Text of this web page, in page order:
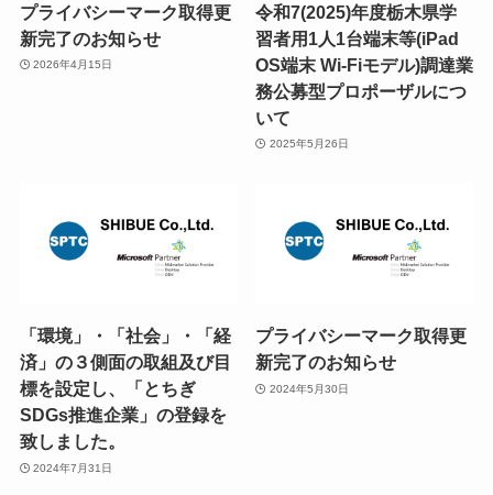
プライバシーマーク取得更
新完了のお知らせ
2026年4月15日
令和7(2025)年度栃木県学
習者用1人1台端末等(iPad
OS端末 Wi-Fiモデル)調達業
務公募型プロポーザルにつ
いて
2025年5月26日
「環境」・「社会」・「経
済」の３側面の取組及び目
標を設定し、「とちぎ
SDGs推進企業」の登録を
致しました。
2024年7月31日
プライバシーマーク取得更
新完了のお知らせ
2024年5月30日